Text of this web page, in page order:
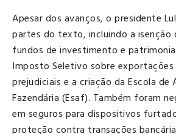
Apesar dos avanços, o presidente
partes do texto, incluindo a isenção
fundos de investimento e
Imposto Seletivo sobre exportações
prejudiciais e a criação da Escola de
Fazendária (Esaf). Também foram
em seguros para dispositivos
proteção contra transações